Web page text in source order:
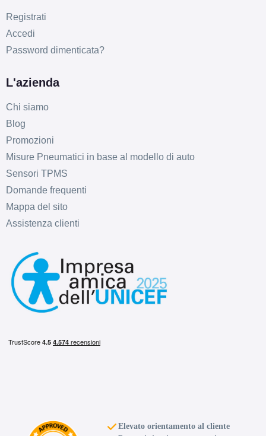
Registrati
Accedi
Password dimenticata?
L'azienda
Chi siamo
Blog
Promozioni
Misure Pneumatici in base al modello di auto
Sensori TPMS
Domande frequenti
Mappa del sito
Assistenza clienti
Elevato orientamento al cliente